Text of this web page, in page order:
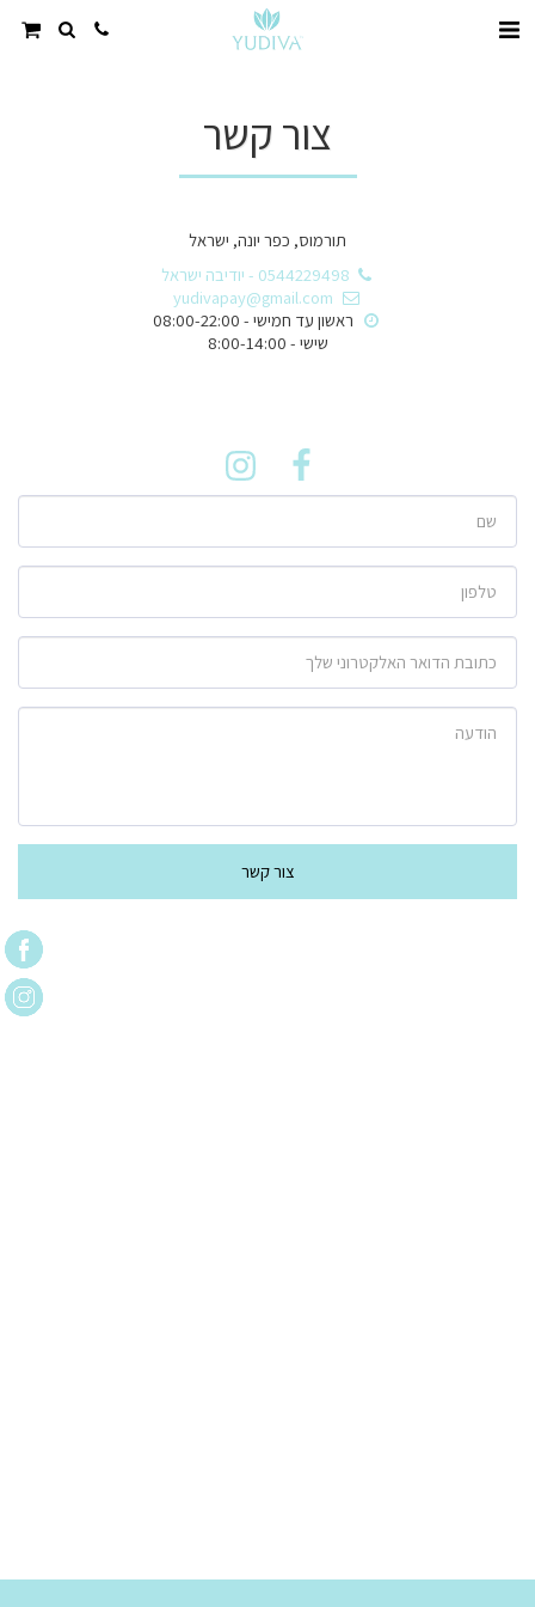
צור קשר
תורמוס, כפר יונה, ישראל
0544229498
- יודיבה ישראל
yudivapay@gmail.com
ראשון עד חמישי - 08:00-22:00
שישי - 8:00-14:00
צור קשר